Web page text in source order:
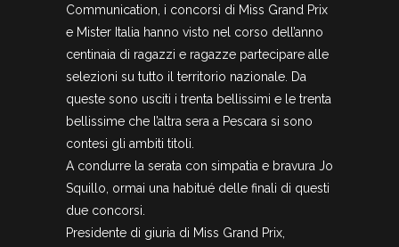
Communication, i concorsi di Miss Grand Prix
e Mister Italia hanno visto nel corso dell’anno
centinaia di ragazzi e ragazze partecipare alle
selezioni su tutto il territorio nazionale. Da
queste sono usciti i trenta bellissimi e le trenta
bellissime che l’altra sera a Pescara si sono
contesi gli ambiti titoli.
A condurre la serata con simpatia e bravura Jo
Squillo, ormai una habitué delle finali di questi
due concorsi.
Presidente di giuria di Miss Grand Prix,